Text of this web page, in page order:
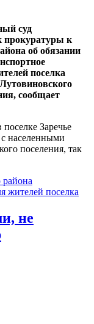
суд
прокуратуры к
об обязании
поселка
сообщает
Заречье
с населенными
поселения, так
района
жителей поселка
не